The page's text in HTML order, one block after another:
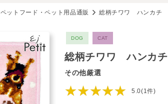
ペットフード・ペット用品通販 総柄チワワ ハンカチ
DOG CAT
総柄チワワ ハンカチ
その他厳選
★★★★★ 5.0(1件)